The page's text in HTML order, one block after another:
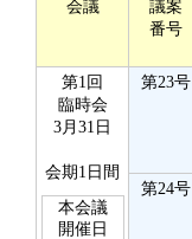
会議
議案
番号
第1回
臨時会
3月31日
会期1日間
本会議
開催日
第23号
第24号